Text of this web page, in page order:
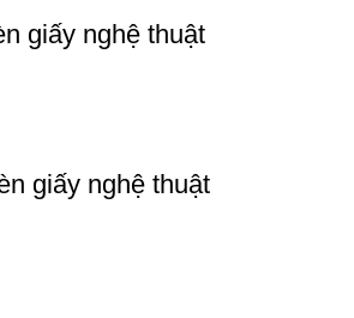
giấy nghệ thuật
giấy nghệ thuật